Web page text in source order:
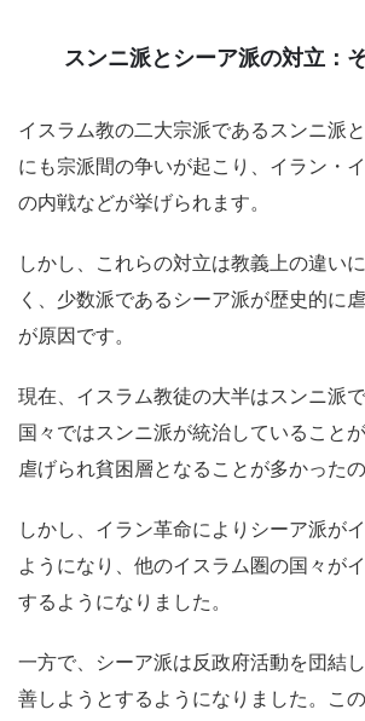
スンニ派とシーア派の対立：
イスラム教の二大宗派であるスンニ派
にも宗派間の争いが起こり、イラン・
の内戦などが挙げられます。
しかし、これらの対立は教義上の違い
く、少数派であるシーア派が歴史的に
が原因です。
現在、イスラム教徒の大半はスンニ派
国々ではスンニ派が統治していること
虐げられ貧困層となることが多かったの
しかし、イラン革命によりシーア派が
ようになり、他のイスラム圏の国々が
するようになりました。
一方で、シーア派は反政府活動を団結
善しようとするようになりました。こ